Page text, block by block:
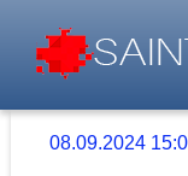
08.09.2024